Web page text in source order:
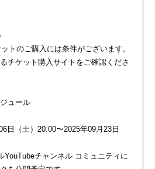
トのご購入には条件がございます。
チケット購入サイトをご確認くださ
ュール
日（土）20:00〜2025年09月23日
チャンネル コミュニティに